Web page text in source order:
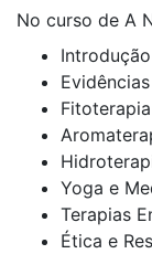
No curso de A
Yoga e
Terapias
Ética e